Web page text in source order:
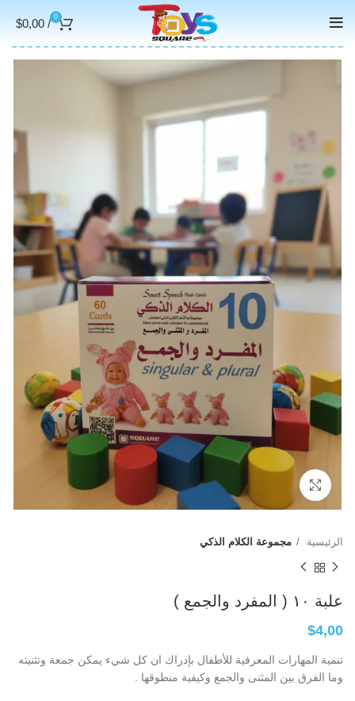
0
/
$0,00
Click to enlarge
الرئيسية مجموعة الكلام الذكي
علبة ١٠ ( المفرد والجمع )
$4,00
تنمية المهارات المعرفية للأطفال بإدراك ان كل شيء يمكن جمعة وتثنيته
وما الفرق بين المثنى والجمع وكيفية منطوقها .